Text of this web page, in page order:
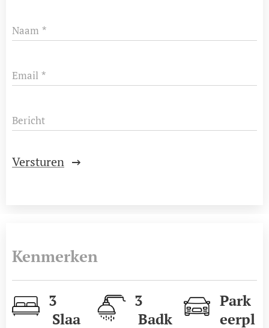
Naam
Email
Bericht
Versturen
Kenmerken
3
Slaa
3
Badk
Park
eerpl